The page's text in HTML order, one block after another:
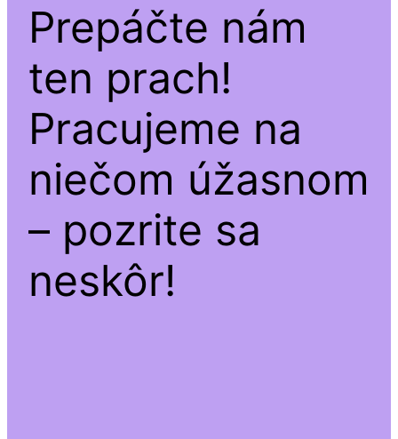
Prepáčte nám
ten prach!
Pracujeme na
niečom úžasnom
– pozrite sa
neskôr!